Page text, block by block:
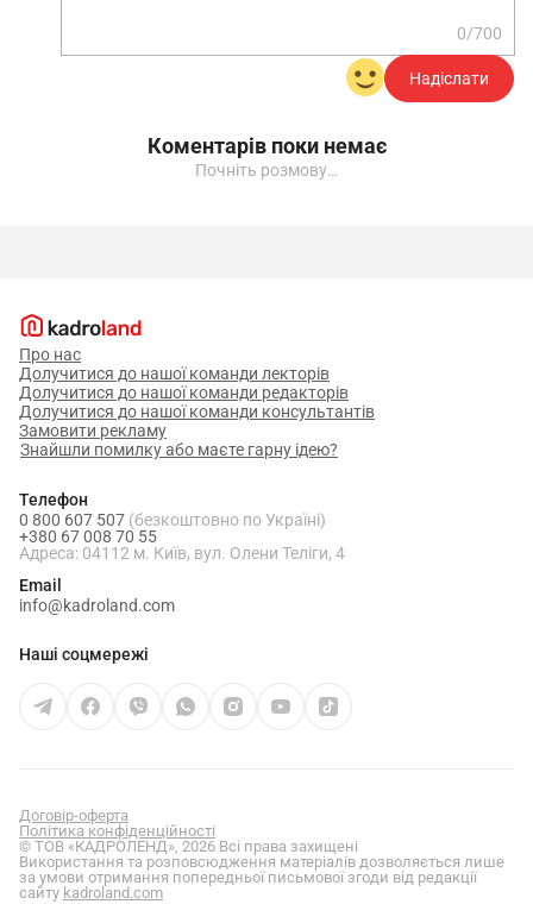
0/700
Надіслати
Коментарів поки немає
Почніть розмову…
Про нас
Долучитися до нашої команди лекторів
Долучитися до нашої команди редакторів
Долучитися до нашої команди консультантів
Замовити рекламу
Знайшли помилку або маєте гарну ідею?
Телефон
0 800 607 507 (безкоштовно по Україні)
+380 67 008 70 55
Адреса: 04112 м. Київ, вул. Олени Теліги, 4
Email
info@kadroland.com
Наші соцмережі
Договір-оферта
Політика конфіденційності
© ТОВ «КАДРОЛЕНД», 2026 Всі права захищені
Використання та розповсюдження матеріалів дозволяється лише
за умови отримання попередньої письмової згоди від редакції
сайту kadroland.com